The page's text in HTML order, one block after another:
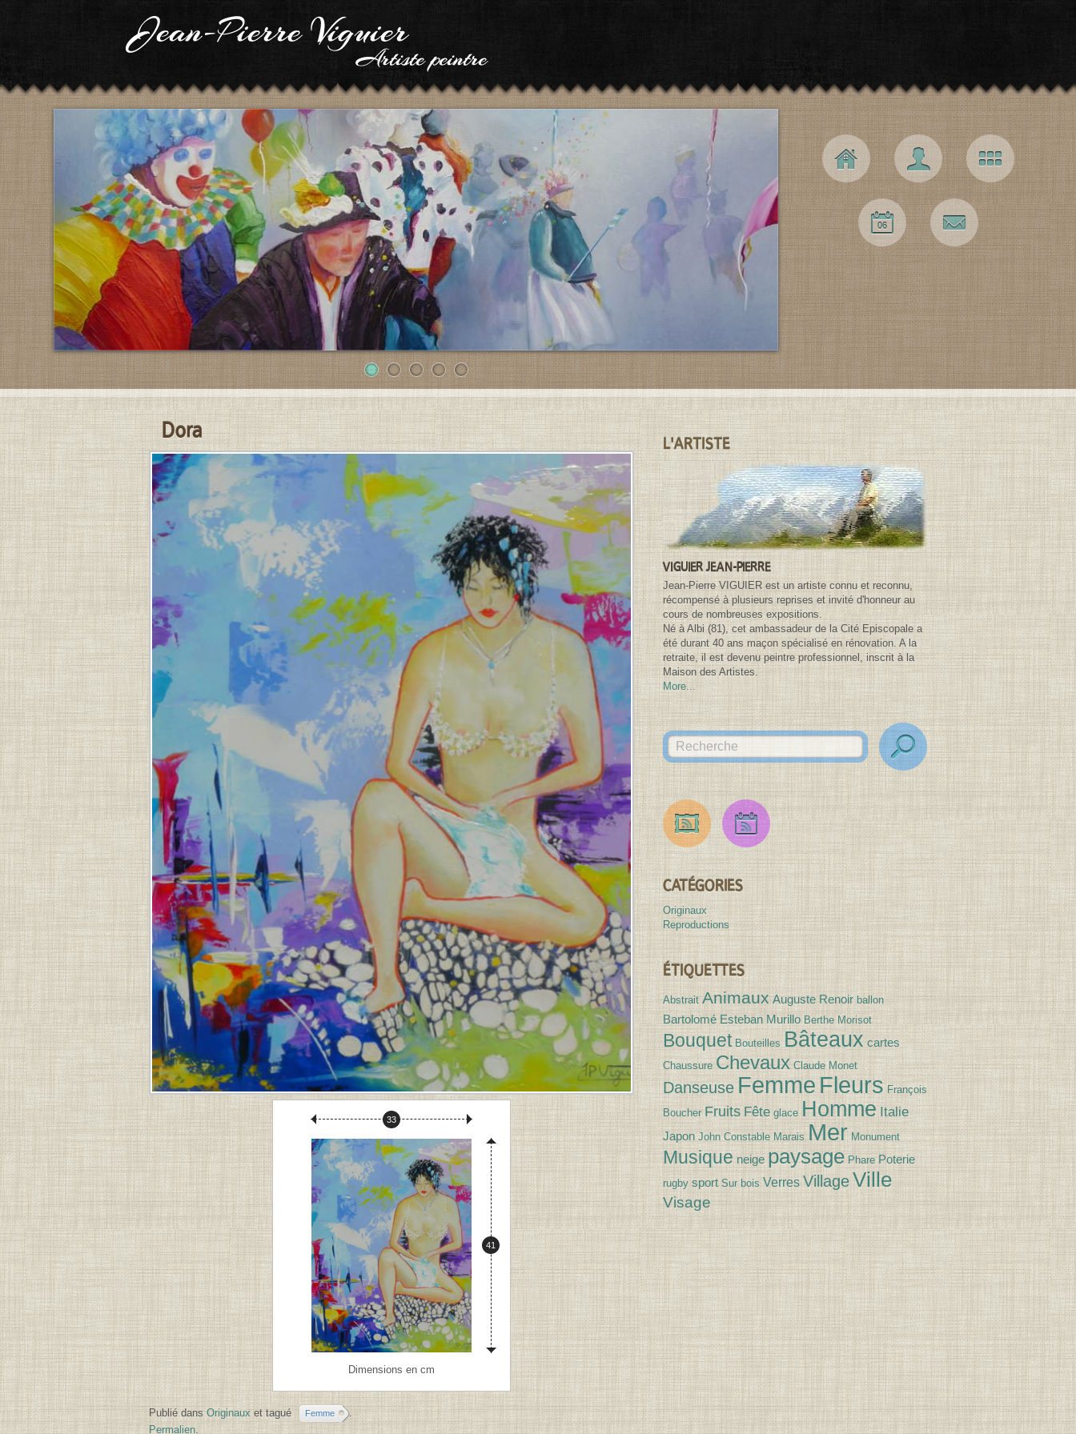
1 2 3 4 5
Navigation principale
Accueil L’artiste Galerie
06
Expos Contact
Contenu principal
Dora
PUBLIÉ
LE
31
MARS
JEAN-
JOUR
LE
31
MARS
2026
À
07
MIN
Dimensions en cm
Largeur :
33
Hauteur :
41
Publié dans Originauxet tagué Femme
.
Permalien
Contenu de la barre latérale
L'ARTISTE
VIGUIER JEAN-PIERRE
Jean-Pierre VIGUIER est un artiste connu et reconnu,
récompensé à plusieurs reprises et invité d'honneur au
cours de nombreuses expositions.
Né à Albi (81), cet ambassadeur de la Cité Episcopale a
été durant 40 ans maçon spécialisé en rénovation. A la
retraite, il est devenu peintre professionnel, inscrit à la
Maison des Artistes.
More...
Search for:
des
Canvases
des
Expositions
CATÉGORIES
Originaux
Reproductions
ÉTIQUETTES
Abstrait Animaux Auguste Renoir ballon
Bartolomé Esteban Murillo Berthe Morisot
Bouquet Bouteilles Bâteaux cartes
Chaussure Chevaux Claude Monet
Danseuse FemmeFleurs François
Boucher Fruits Fête glace Homme Italie
Japon John Constable Marais Mer Monument
Musique neige paysage Phare Poterie
rugby sport Sur bois Verres VillageVille
Visage